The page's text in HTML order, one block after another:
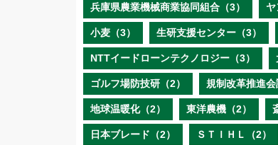
兵庫県農業機械商業協同組合（3） ヤ
小麦（3） 生研支援センター（3）
NTTイードローンテクノロジー（3）
ゴルフ場防技研（2） 規制改革推進会
地球温暖化（2） 東洋農機（2）
日本ブレード（2） ＳＴＩＨＬ（2）